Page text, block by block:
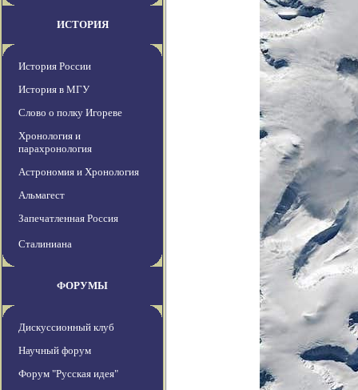
ИСТОРИЯ
История России
История в МГУ
Слово о полку Игореве
Хронология и
парахронология
Астрономия и Хронология
Альмагест
Запечатленная Россия
Сталиниана
ФОРУМЫ
Дискуссионный клуб
Научный форум
Форум "Русская идея"